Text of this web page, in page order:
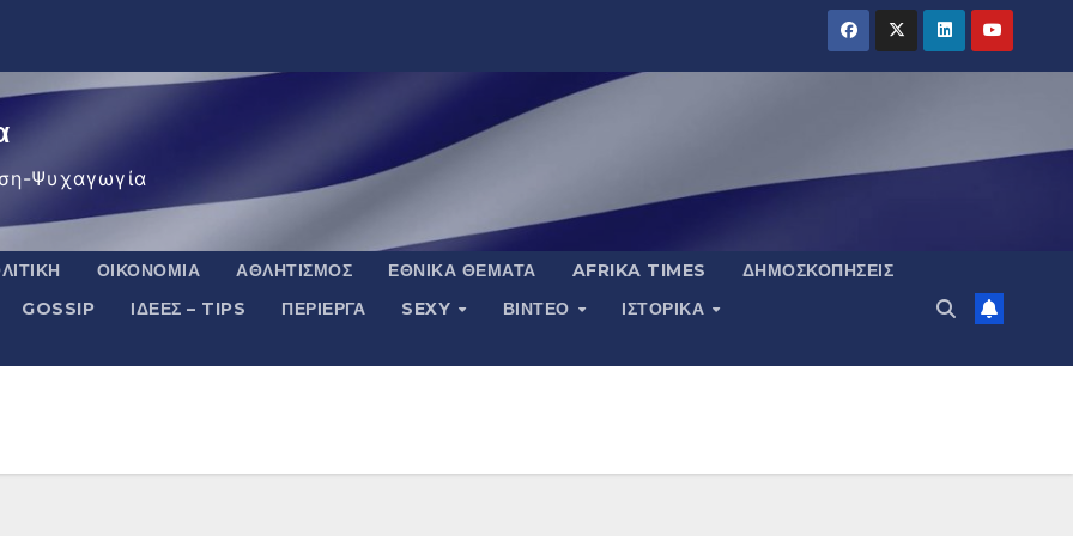
Ψυχαγωγία
ΟΙΚΟΝΟΜΊΑ ΑΘΛΗΤΙΣΜΌΣ ΕΘΝΙΚΆ ΘΈΜΑΤΑ AFRIKA TIMES
ΔΗΜΟΣΚΟΠΉΣΕΙΣ
GOSSIP ΙΔΈΕΣ – TIPS ΠΕΡΊΕΡΓΑ SEXY ΒΙΝΤΕΟ
ΙΣΤΟΡΙΚΆ